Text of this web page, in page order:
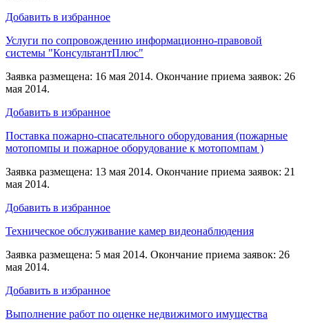
Добавить в избранное
Услуги по сопровождению информационно-правовой
системы "КонсультантПлюс"
Заявка размещена: 16 мая 2014. Окончание приема заявок: 26
мая 2014.
Добавить в избранное
Поставка пожарно-спасательного оборудования (пожарные
мотопомпы и пожарное оборудование к мотопомпам )
Заявка размещена: 13 мая 2014. Окончание приема заявок: 21
мая 2014.
Добавить в избранное
Техническое обслуживание камер видеонаблюдения
Заявка размещена: 5 мая 2014. Окончание приема заявок: 26
мая 2014.
Добавить в избранное
Выполнение работ по оценке недвижимого имущества